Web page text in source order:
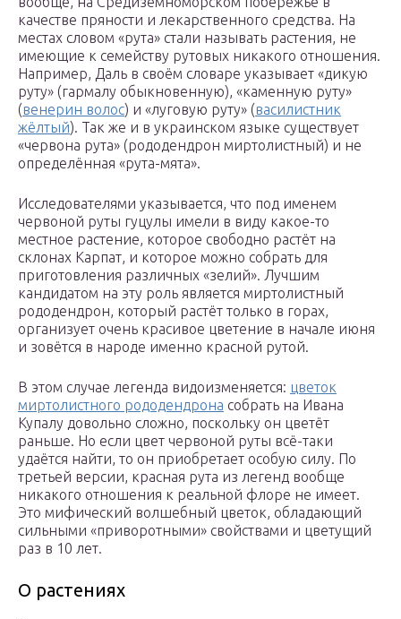
качестве пряности и лекарственного средства. На
местах словом «рута» стали называть растения, не
имеющие к семейству рутовых никакого отношения.
Например, Даль в своём словаре указывает «дикую
руту» (гармалу обыкновенную), «каменную руту»
(венерин волос) и «луговую руту» (василистник
жёлтый). Так же и в украинском языке существует
«червона рута» (рододендрон миртолистный) и не
определённая «рута-мята».
Исследователями указывается, что под именем
червоной руты гуцулы имели в виду какое-то
местное растение, которое свободно растёт на
склонах Карпат, и которое можно собрать для
приготовления различных «зелий». Лучшим
кандидатом на эту роль является миртолистный
рододендрон, который растёт только в горах,
организует очень красивое цветение в начале июня
и зовётся в народе именно красной рутой.
В этом случае легенда видоизменяется: цветок
миртолистного рододендрона собрать на Ивана
Купалу довольно сложно, поскольку он цветёт
раньше. Но если цвет червоной руты всё-таки
удаётся найти, то он приобретает особую силу. По
третьей версии, красная рута из легенд вообще
никакого отношения к реальной флоре не имеет.
Это мифический волшебный цветок, обладающий
сильными «приворотными» свойствами и цветущий
раз в 10 лет.
О растениях